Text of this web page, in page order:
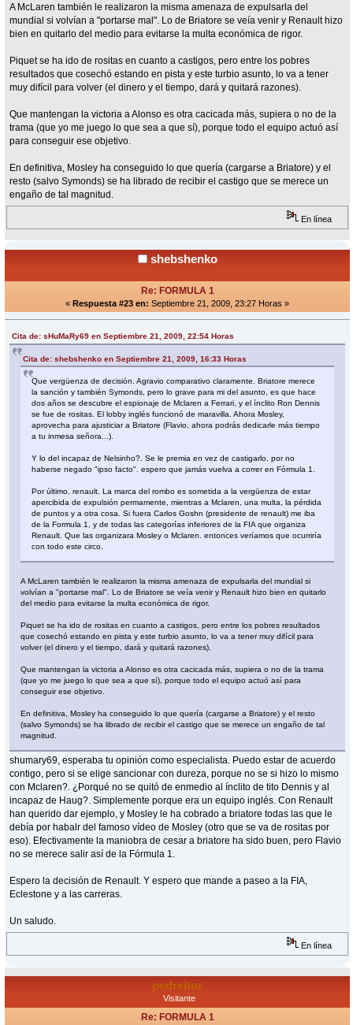
A McLaren también le realizaron la misma amenaza de expulsarla del
mundial si volvían a "portarse mal". Lo de Briatore se veía venir y Renault hizo
bien en quitarlo del medio para evitarse la multa económica de rigor.
Piquet se ha ido de rositas en cuanto a castigos, pero entre los pobres
resultados que cosechó estando en pista y este turbio asunto, lo va a tener
muy difícil para volver (el dinero y el tiempo, dará y quitará razones).
Que mantengan la victoria a Alonso es otra cacicada más, supiera o no de la
trama (que yo me juego lo que sea a que sí), porque todo el equipo actuó así
para conseguir ese objetivo.
En definitiva, Mosley ha conseguido lo que quería (cargarse a Briatore) y el
resto (salvo Symonds) se ha librado de recibir el castigo que se merece un
engaño de tal magnitud.
En línea
shebshenko
Re: FORMULA 1
« Respuesta #23 en: Septiembre 21, 2009, 23:27 Horas »
Cita de: sHuMaRy69 en Septiembre 21, 2009, 22:54 Horas
Cita de: shebshenko en Septiembre 21, 2009, 16:33 Horas
Que vergüenza de decisión. Agravio comparativo claramente. Briatore merece
la sanción y también Symonds, pero lo grave para mi del asunto, es que hace
dos años se descubre el espionaje de Mclaren a Ferrari, y el ínclito Ron Dennis
se fue de rositas. El lobby inglés funcionó de maravilla. Ahora Mosley,
aprovecha para ajusticiar a Briatore (Flavio, ahora podrás dedicarle más tiempo
a tu inmesa señora...).
Y lo del incapaz de Nelsinho?. Se le premia en vez de castigarlo, por no
haberse negado "ipso facto". espero que jamás vuelva a correr en Fórmula 1.
Por último, renault. La marca del rombo es sometida a la vergüenza de estar
apercibida de expulsión permamente, mientras a Mclaren, una multa, la pérdida
de puntos y a otra cosa. Si fuera Carlos Goshn (presidente de renault) me iba
de la Formula 1, y de todas las categorías inferiores de la FIA que organiza
Renault. Que las organizara Mosley o Mclaren. entonces veríamos que ocurriría
con todo este circo.
A McLaren también le realizaron la misma amenaza de expulsarla del mundial si
volvían a "portarse mal". Lo de Briatore se veía venir y Renault hizo bien en quitarlo
del medio para evitarse la multa económica de rigor.
Piquet se ha ido de rositas en cuanto a castigos, pero entre los pobres resultados
que cosechó estando en pista y este turbio asunto, lo va a tener muy difícil para
volver (el dinero y el tiempo, dará y quitará razones).
Que mantengan la victoria a Alonso es otra cacicada más, supiera o no de la trama
(que yo me juego lo que sea a que sí), porque todo el equipo actuó así para
conseguir ese objetivo.
En definitiva, Mosley ha conseguido lo que quería (cargarse a Briatore) y el resto
(salvo Symonds) se ha librado de recibir el castigo que se merece un engaño de tal
magnitud.
shumary69, esperaba tu opinión como especialista. Puedo estar de acuerdo
contigo, pero si se elige sancionar con dureza, porque no se si hizo lo mismo
con Mclaren?. ¿Porqué no se quitó de enmedio al ínclito de tito Dennis y al
incapaz de Haug?. Simplemente porque era un equipo inglés. Con Renault
han querido dar ejemplo, y Mosley le ha cobrado a briatore todas las que le
debía por habalr del famoso vídeo de Mosley (otro que se va de rositas por
eso). Efectivamente la maniobra de cesar a briatore ha sido buen, pero Flavio
no se merece salir así de la Fórmula 1.
Espero la decisión de Renault. Y espero que mande a paseo a la FIA,
Eclestone y a las carreras.
Un saludo.
En línea
pedreitor
Visitante
Re: FORMULA 1